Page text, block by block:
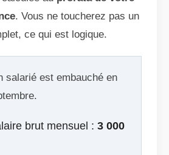
. Vous ne toucherez pas un
ce qui est logique.
salarié est embauché en
brut mensuel : 3 000